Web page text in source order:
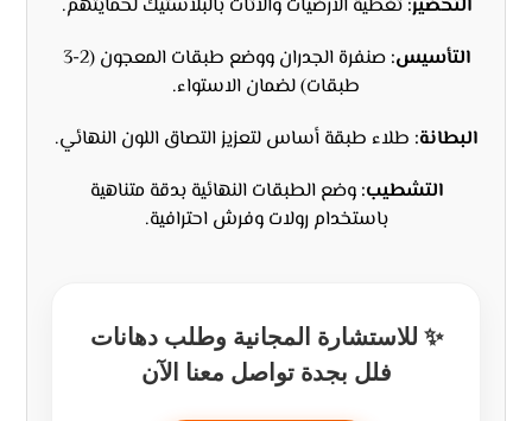
التحضير: تغطية الأرضيات والأثاث بالبلاستيك لحمايتهم.
التأسيس:
صنفرة الجدران ووضع طبقات المعجون (2-3
طبقات) لضمان الاستواء.
البطانة: طلاء طبقة أساس لتعزيز التصاق اللون النهائي.
التشطيب: وضع الطبقات النهائية بدقة متناهية
باستخدام رولات وفرش احترافية.
✨ للاستشارة المجانية وطلب دهانات
فلل بجدة تواصل معنا الآن